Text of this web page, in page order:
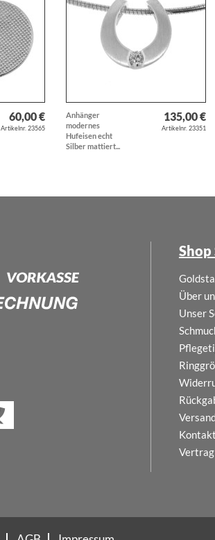
60,00 €
Artikelnr. 23565
Anhänger
modernes
Hufeisen echt
Silber mattiert...
135,00 €
Artikelnr. 23351
Shop
Über
Unser
Kontakt